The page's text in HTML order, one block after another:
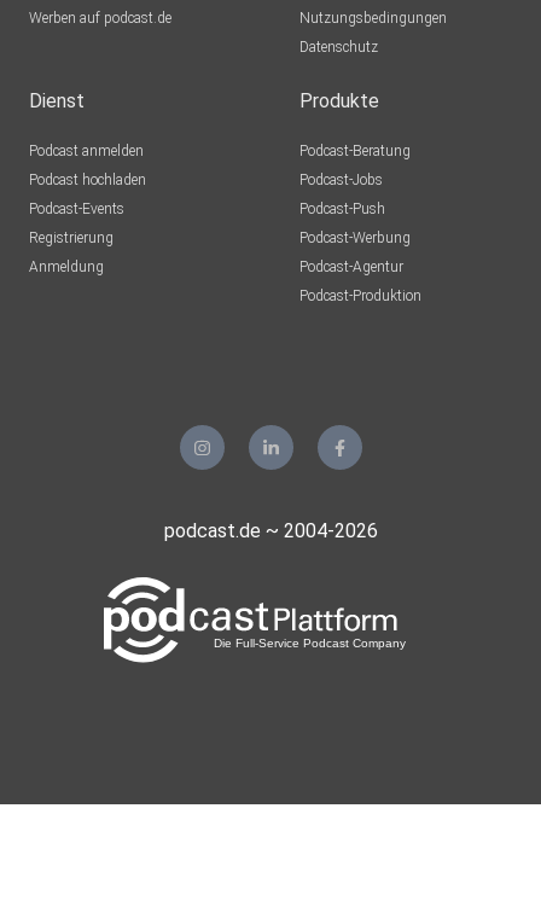
Werben auf podcast.de
Nutzungsbedingungen
Datenschutz
Dienst
Podcast anmelden
Podcast hochladen
Podcast-Events
Registrierung
Anmeldung
Produkte
Podcast-Beratung
Podcast-Jobs
Podcast-Push
Podcast-Werbung
Podcast-Agentur
Podcast-Produktion
podcast.de ~ 2004-2026